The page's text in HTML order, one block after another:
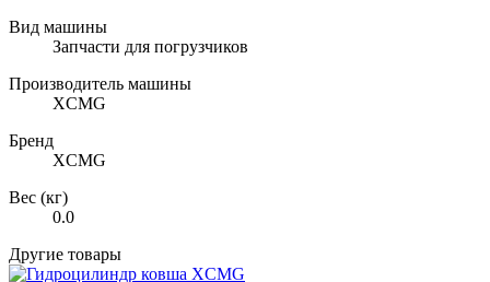
Вид машины
Запчасти для погрузчиков
Производитель машины
XCMG
Бренд
XCMG
Вес (кг)
0.0
Другие товары